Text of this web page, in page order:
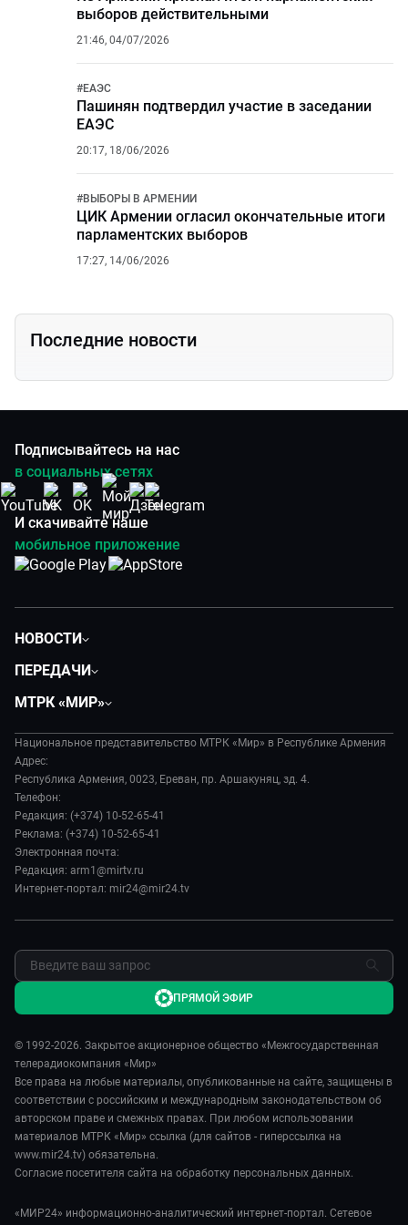
выборов действительными
21:46, 04/07/2026
#ЕАЭС
Пашинян подтвердил участие в заседании
ЕАЭС
20:17, 18/06/2026
#ВЫБОРЫ В АРМЕНИИ
ЦИК Армении огласил окончательные итоги
парламентских выборов
17:27, 14/06/2026
Последние новости
Подписывайтесь на нас
в социальных сетях
И скачивайте наше
мобильное приложение
НОВОСТИ
Экономика
Происшествия
Наука и технологии
Культура
Спорт
ПЕРЕДАЧИ
Евразия. Культурно
Евразия. Регионы
Наши иностранцы
Пять причин поехать в...
Сделано в Содружестве
Я – волонтер
МТРК «МИР»
История
Руководство
Лица мира
Новости
Пресса о нас
Карьера
Национальное представительство МТРК «Мир» в Республике Армения
Адрес:
Республика Армения, 0023, Ереван, пр. Аршакуняц, зд. 4.
Телефон:
Редакция: (+374) 10-52-65-41
Реклама: (+374) 10-52-65-41
Электронная почта:
Редакция: arm1@mirtv.ru
Интернет-портал: mir24@mir24.tv
© 1992-2026. Закрытое акционерное общество «Межгосударственная
телерадиокомпания «Мир»
Все права на любые материалы, опубликованные на сайте, защищены в
соответствии с российским и международным законодательством об
авторском праве и смежных правах. При любом использовании
материалов МТРК «Мир» ссылка (для сайтов - гиперссылка на
www.mir24.tv) обязательна.
Согласие посетителя сайта на обработку персональных данных.
«МИР24» информационно-аналитический интернет-портал. Сетевое
ПРЯМОЙ ЭФИР